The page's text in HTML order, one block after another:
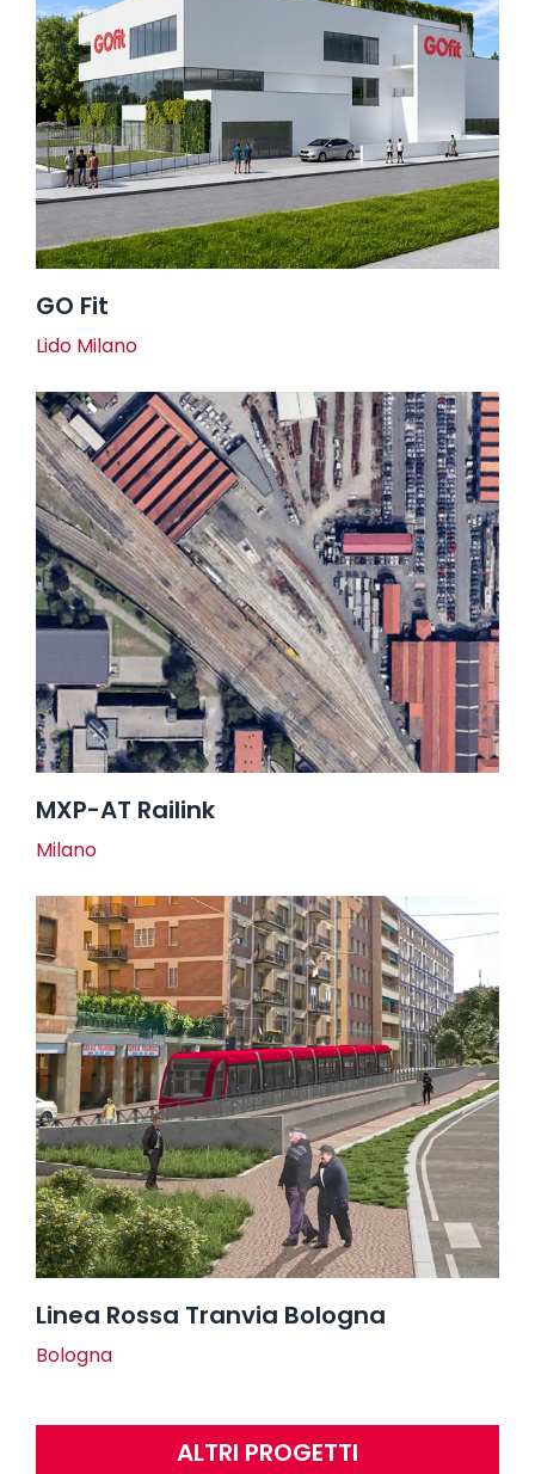
GO Fit
Lido Milano
MXP-AT Railink
Milano
Linea Rossa Tranvia Bologna
Bologna
ALTRI PROGETTI